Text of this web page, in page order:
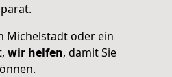
Michelstadt oder ein
wir helfen, damit Sie